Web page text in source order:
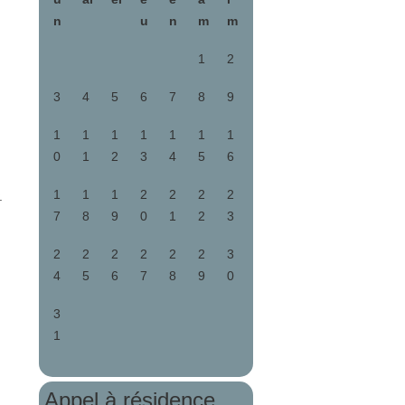
n
u
n
m
m
1 2
3 4 5 6 7 8 9
1
0
1
1
1
2
1
3
1
4
1
5
1
6
1
7
1
8
1
9
2
0
2
1
2
2
2
3
2
4
2
5
2
6
2
7
2
8
2
9
3
0
3
1
Appel à résidence